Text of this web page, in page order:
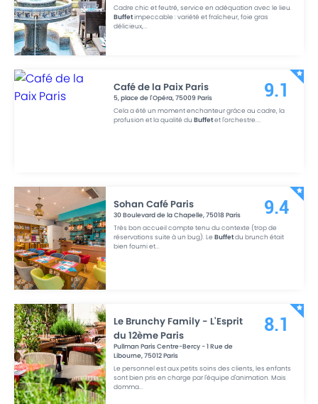
Cadre chic et feutré, service en adéquation avec le lieu.
Buffetimpeccable : variété et fraîcheur, foie gras
délicieux,...
Café de la Paix Paris
5, place de l'Opéra,75009 Paris
Cela a été un moment enchanteur grâce au cadre, la
profusion et la qualité duBuffetet l'orchestre....
9.1
Sohan Café Paris
30 Boulevard de la Chapelle,75018 Paris
Très bon accueil compte tenu du contexte (trop de
réservations suite à un bug). LeBuffetdu brunch était
bien fourni et...
9.4
Le Brunchy Family - L'Esprit
du 12ème Paris
Pullman Paris Centre-Bercy - 1 Rue de
Libourne,75012Paris
Le personnel est aux petits soins des clients, les enfants
sont bien pris en charge par l'équipe d'animation. Mais
domma...
8.1